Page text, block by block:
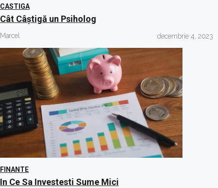
CASTIGA
Cât Câștigă un Psiholog
Marcel decembrie 4, 2023
FINANTE
In Ce Sa Investesti Sume Mici